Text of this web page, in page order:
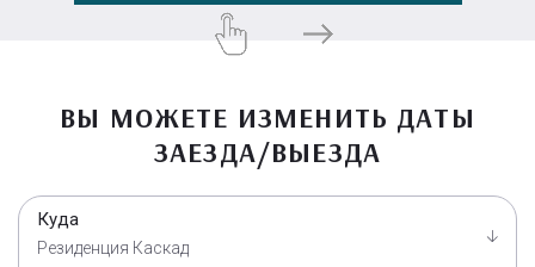
ВЫ МОЖЕТЕ ИЗМЕНИТЬ ДАТЫ
ЗАЕЗДА/ВЫЕЗДА
Куда
Резиденция Каскад